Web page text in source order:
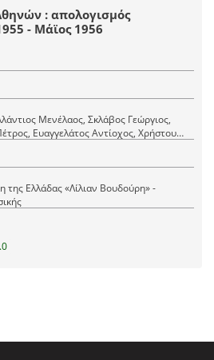
: απολογισμός
- Μάϊος 1956
Μενέλαος, Σκλάβος Γεώργιος,
Ευαγγελάτος Αντίοχος, Χρήστου
Θεόδωρος, Οικονομίδης
Νεζερίτης Ανδρέας, Ξένος Αλέκος,
της Ελλάδας «Λίλιαν Βουδούρη» -